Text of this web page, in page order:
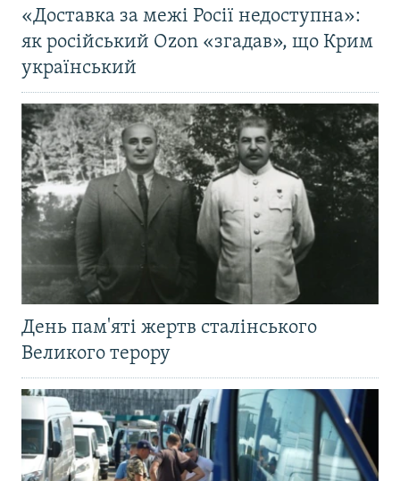
«Доставка за межі Росії недоступна»:
як російський Ozon «згадав», що Крим
український
День пам'яті жертв сталінського
Великого терору